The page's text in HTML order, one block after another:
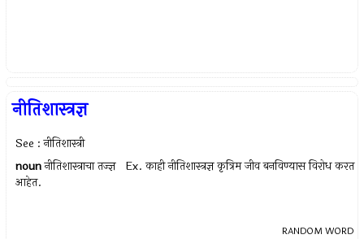
नीतिशास्त्रज्ञ
See : नीतिशास्त्री
noun नीतिशास्त्राचा तज्ज्ञ Ex.काही नीतिशास्त्रज्ञ कृत्रिम जीव बनविण्यास विरोध करत
आहेत.
RANDOM WORD